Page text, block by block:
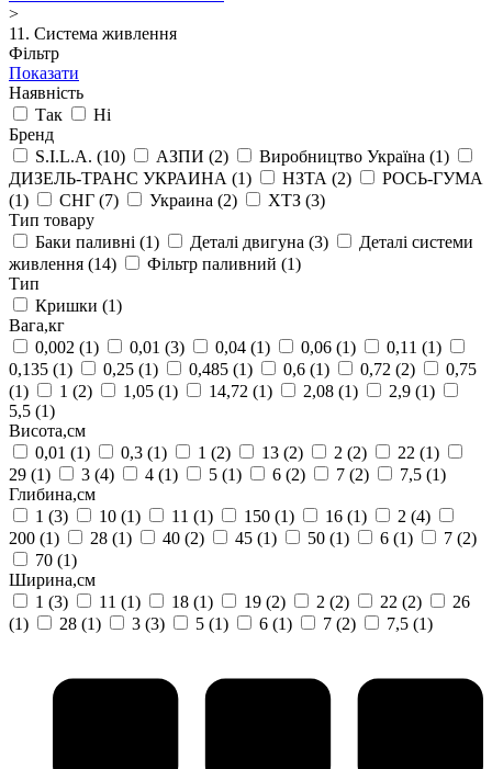
>
11. Система живлення
Фільтр
Показати
Наявність
Так
Ні
Бренд
S.I.L.A. (10) АЗПИ (2) Виробництво Україна (1)
ДИЗЕЛЬ-ТРАНС УКРАИНА (1) НЗТА (2)
РОСЬ-ГУМА
(1)
СНГ (7) Украина (2) ХТЗ (3)
Тип товару
Баки паливні (1) Деталі двигуна (3)
Деталі системи
живлення (14) Фільтр паливний (1)
Тип
Кришки (1)
Вага,кг
0,002 (1) 0,01 (3) 0,04 (1) 0,06 (1) 0,11 (1)
0,135 (1) 0,25 (1) 0,485 (1) 0,6 (1) 0,72 (2)
0,75
(1)
1 (2) 1,05 (1) 14,72 (1) 2,08 (1) 2,9 (1)
5,5 (1)
Висота,см
0,01 (1) 0,3 (1) 1 (2) 13 (2) 2 (2) 22 (1)
29 (1) 3 (4) 4 (1) 5 (1) 6 (2) 7 (2) 7,5 (1)
Глибина,см
1 (3) 10 (1) 11 (1) 150 (1) 16 (1) 2 (4)
200 (1) 28 (1) 40 (2) 45 (1) 50 (1) 6 (1) 7 (2)
70 (1)
Ширина,см
1 (3) 11 (1) 18 (1) 19 (2) 2 (2) 22 (2)
26
(1)
28 (1) 3 (3) 5 (1) 6 (1) 7 (2) 7,5 (1)